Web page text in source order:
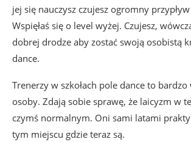
jej się nauczysz czujesz ogromny
Wspięłaś się o level wyżej. Czujesz,
dobrej drodze aby zostać swoją osobistą
dance.
Trenerzy w szkołach pole dance to bardzo
osoby. Zdają sobie sprawę, że laicyzm w
czymś normalnym. Oni sami latami
tym miejscu gdzie teraz są.